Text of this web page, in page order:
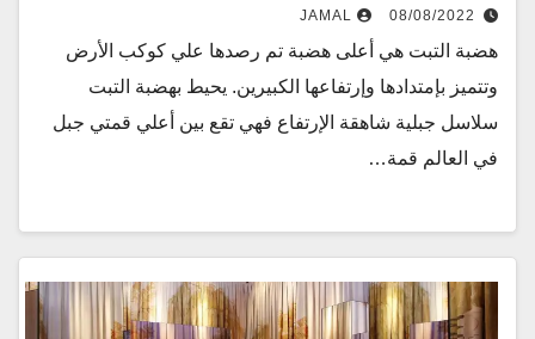
08/08/2022
JAMAL
هضبة التبت هي أعلى هضبة تم رصدها علي كوكب الأرض
وتتميز بإمتدادها وإرتفاعها الكبيرين. يحيط بهضبة التبت
سلاسل جبلیة شاهقة الإرتفاع فهي تقع بين أعلي قمتي جبل
في العالم قمة…